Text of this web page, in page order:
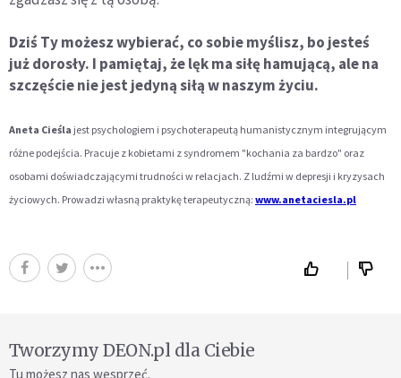
Dziś Ty możesz wybierać, co sobie myślisz, bo jesteś
już dorosły. I pamiętaj, że lęk ma siłę hamującą, ale na
szczęście nie jest jedyną siłą w naszym życiu.
Aneta Cieśla jest psychologiem i psychoterapeutą humanistycznym integrującym
różne podejścia. Pracuje z kobietami z syndromem "kochania za bardzo" oraz
osobami doświadczającymi trudności w relacjach. Z ludźmi w depresji i kryzysach
życiowych. Prowadzi własną praktykę terapeutyczną: www.anetaciesla.pl
Tworzymy DEON.pl dla Ciebie
Tu możesz nas wesprzeć.